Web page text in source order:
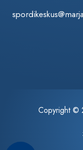
Copyright ©